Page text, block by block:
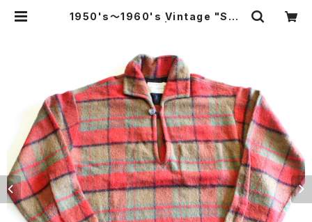
1950's〜1960's Vintage "Spo